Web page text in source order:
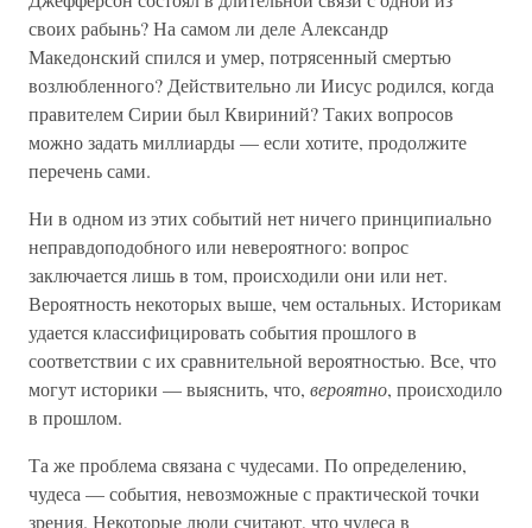
своих рабынь? На самом ли деле Александр
Македонский спился и умер, потрясенный смертью
возлюбленного? Действительно ли Иисус родился, когда
правителем Сирии был Квириний? Таких вопросов
можно задать миллиарды — если хотите, продолжите
перечень сами.
Ни в одном из этих событий нет ничего принципиально
неправдоподобного или невероятного: вопрос
заключается лишь в том, происходили они или нет.
Вероятность некоторых выше, чем остальных. Историкам
удается классифицировать события прошлого в
соответствии с их сравнительной вероятностью. Все, что
могут историки — выяснить, что, вероятно, происходило
в прошлом.
Та же проблема связана с чудесами. По определению,
чудеса — события, невозможные с практической точки
зрения. Некоторые люди считают, что чудеса в